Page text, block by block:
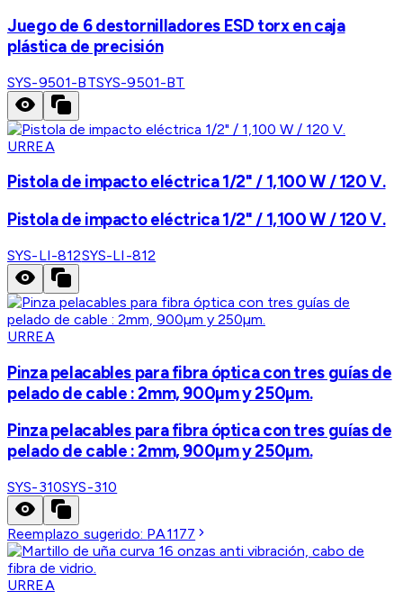
Juego de 6 destornilladores ESD torx en caja
plástica de precisión
SYS-9501-BTSYS-9501-BT
URREA
Pistola de impacto eléctrica 1/2" / 1,100 W / 120 V.
Pistola de impacto eléctrica 1/2" / 1,100 W / 120 V.
SYS-LI-812SYS-LI-812
URREA
Pinza pelacables para fibra óptica con tres guías de
pelado de cable : 2mm, 900µm y 250µm.
Pinza pelacables para fibra óptica con tres guías de
pelado de cable : 2mm, 900µm y 250µm.
SYS-310SYS-310
Reemplazo sugerido: PA1177
URREA